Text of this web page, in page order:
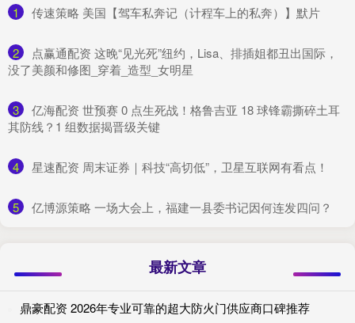
1 ​传速策略 美国【驾车私奔记（计程车上的私奔）】默片
2
​点赢通配资 这晚“见光死”纽约，Lisa、排插姐都丑出国际，
没了美颜和修图_穿着_造型_女明星
3
​亿海配资 世预赛 0 点生死战！格鲁吉亚 18 球锋霸撕碎土耳
其防线？1 组数据揭晋级关键
4 ​星速配资 周末证券｜科技“高切低”，卫星互联网有看点！
5 ​亿博源策略 一场大会上，福建一县委书记因何连发四问？
最新文章
鼎豪配资 2026年专业可靠的超大防火门供应商口碑推荐